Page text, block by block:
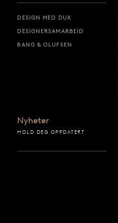
DESIGN MED DUX
DESIGNERSAMARBEID
BANG & OLUFSEN
Nyheter
HOLD DEG OPPDATERT